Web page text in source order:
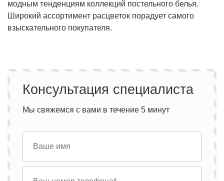
модным тенденциям коллекций постельного белья.
Широкий ассортимент расцветок порадует самого
взыскательного покупателя.
Консультация специалиста
Мы свяжемся с вами в течение 5 минут